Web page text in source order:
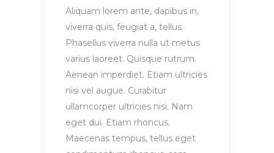
Aliquam lorem ante, dapibus in,
viverra quis, feugiat a, tellus.
Phasellus viverra nulla ut metus
varius laoreet. Quisque rutrum.
Aenean imperdiet. Etiam ultricies
nisi vel augue. Curabitur
ullamcorper ultricies nisi. Nam
eget dui. Etiam rhoncus.
Maecenas tempus, tellus eget